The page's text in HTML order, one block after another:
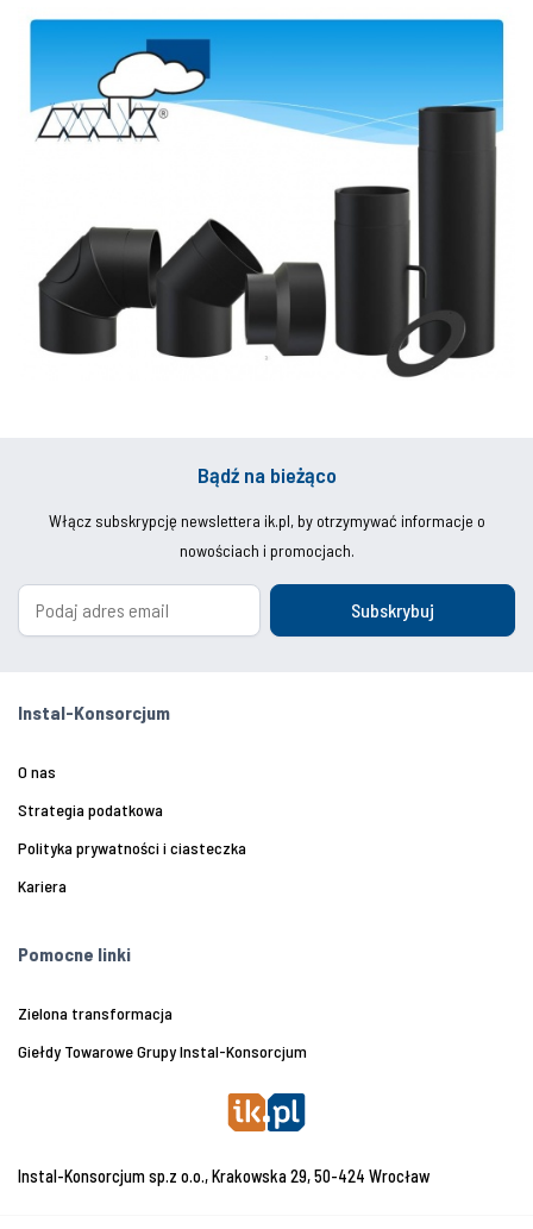
Bądź na bieżąco
Włącz subskrypcję newslettera ik.pl, by otrzymywać informacje o
nowościach i promocjach.
Subskrybuj
Instal-Konsorcjum
O nas
Strategia podatkowa
Polityka prywatności i ciasteczka
Kariera
Pomocne linki
Zielona transformacja
Giełdy Towarowe Grupy Instal-Konsorcjum
Instal-Konsorcjum sp.z o.o., Krakowska 29, 50-424 Wrocław